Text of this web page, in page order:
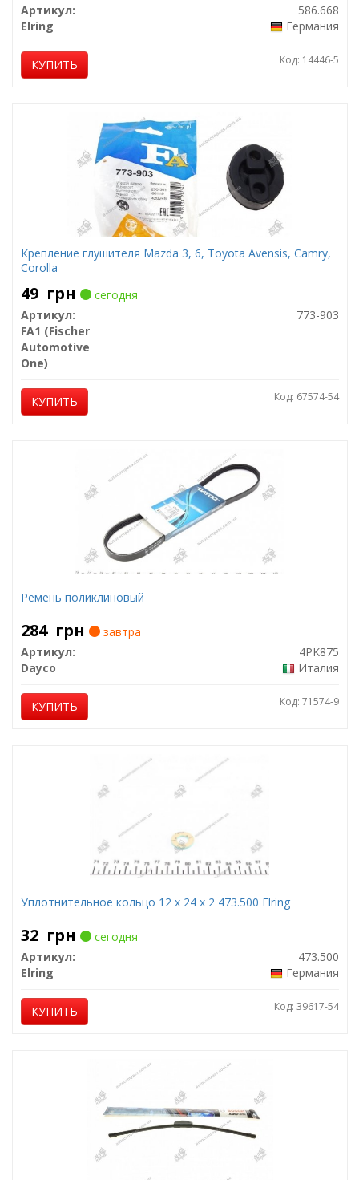
Артикул:
586.668
Elring
Германия
КУПИТЬ Код: 14446-5
Крепление глушителя Mazda 3, 6, Toyota Avensis, Camry,
Corolla
49 грн
сегодня
Артикул:
773-903
FA1 (Fischer
Automotive
One)
КУПИТЬ Код: 67574-54
Ремень поликлиновый
284 грн
завтра
Артикул:
4PK875
Dayco
Италия
КУПИТЬ Код: 71574-9
Уплотнительное кольцо 12 x 24 x 2 473.500 Elring
32 грн
сегодня
Артикул:
473.500
Elring
Германия
КУПИТЬ Код: 39617-54